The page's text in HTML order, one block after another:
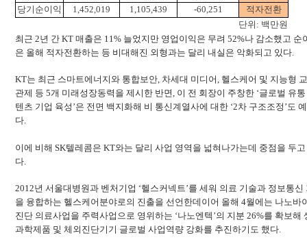
당기순이익
1,452,019 1,105,439 -60,251
적자전환
단위: 백만원
최근 2년 간 KT 매출은 11% 늘었지만 영업이익은 무려 52%나 감소했고 순
은 올해 적자전환하는 등 비대해진 외형과는 달리 내실은 악화되고 있다.
KT는 최근 스마트에너지와 통합보안, 차세대 미디어, 헬스케어 및 지능형
관제 등 5개 미래성장동력을 제시한 반면, 이 전 회장이 주창한 ‘글로벌 유
텐츠 기업 육성’은 전면 백지화해 비 통신계열사에 대한 ‘2차 구조조정’도
다.
이에 비해 SK텔레콤은 KT와는 달리 사업 영역을 넓혀나가는데 중점을 두
다.
2012년 서울대병원과 벤처기업 ‘헬스커넥트’를 세워 의료 기술과 정보통신
을 융합하는 헬스케어분야로의 진출을 선언한데이어 올해 4월에는 나노바
진단 의료사업을 주력사업으로 영위하는 ‘나노엔텍’의 지분 26%를 확보해
과학제품 및 체외진단기기 글로벌 사업역량 강화를 추진하기도 했다.